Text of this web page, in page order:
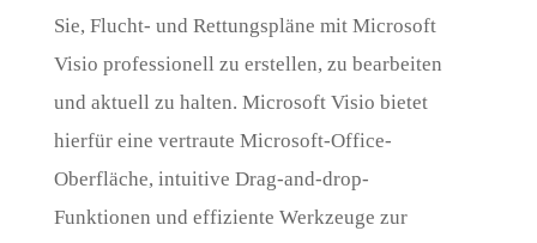
Sie, Flucht- und Rettungspläne mit Microsoft
Visio professionell zu erstellen, zu bearbeiten
und aktuell zu halten. Microsoft Visio bietet
hierfür eine vertraute Microsoft-Office-
Oberfläche, intuitive Drag-and-drop-
Funktionen und effiziente Werkzeuge zur